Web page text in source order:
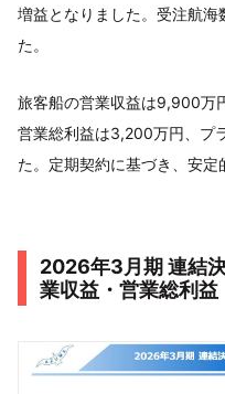
増益となりました。受注航
た。
旅客船の営業収益は9,900万
営業総利益は3,200万円、プ
た。定期契約に基づき、安定
2026年3月期 連結
業収益・営業総利益